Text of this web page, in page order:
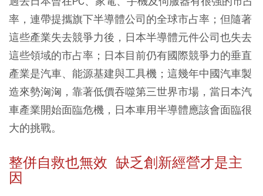
率，連帶提攜旗下半導體公司的全球市占率；但隨著
這些產業失去競爭力後，日本半導體元件公司也失去
這些領域的市占率；日本目前仍有國際競爭力的垂直
產業是汽車、能源基建與工具機；這幾年中國汽車製
造來勢洶洶，靠著低價吞噬第三世界市場，當日本汽
車產業開始面臨危機，日本車用半導體應該會面臨很
大的挑戰。
整併自救也無效 缺乏創新經營才是主
因